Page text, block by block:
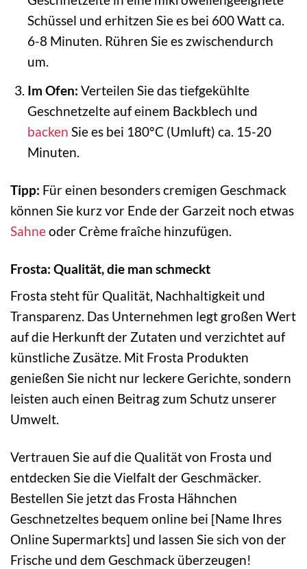
Schüssel und erhitzen Sie es bei 600 Watt ca.
6-8 Minuten. Rühren Sie es zwischendurch
um.
Im Ofen: Verteilen Sie das tiefgekühlte
Geschnetzelte auf einem Backblech und
backen Sie es bei 180°C (Umluft) ca. 15-20
Minuten.
Tipp: Für einen besonders cremigen Geschmack
können Sie kurz vor Ende der Garzeit noch etwas
Sahneoder Crème fraîche hinzufügen.
Frosta: Qualität, die man schmeckt
Frosta steht für Qualität, Nachhaltigkeit und
Transparenz. Das Unternehmen legt großen Wert
auf die Herkunft der Zutaten und verzichtet auf
künstliche Zusätze. Mit Frosta Produkten
genießen Sie nicht nur leckere Gerichte, sondern
leisten auch einen Beitrag zum Schutz unserer
Umwelt.
Vertrauen Sie auf die Qualität von Frosta und
entdecken Sie die Vielfalt der Geschmäcker.
Bestellen Sie jetzt das Frosta Hähnchen
Geschnetzeltes bequem online bei [Name Ihres
Online Supermarkts] und lassen Sie sich von der
Frische und dem Geschmack überzeugen!